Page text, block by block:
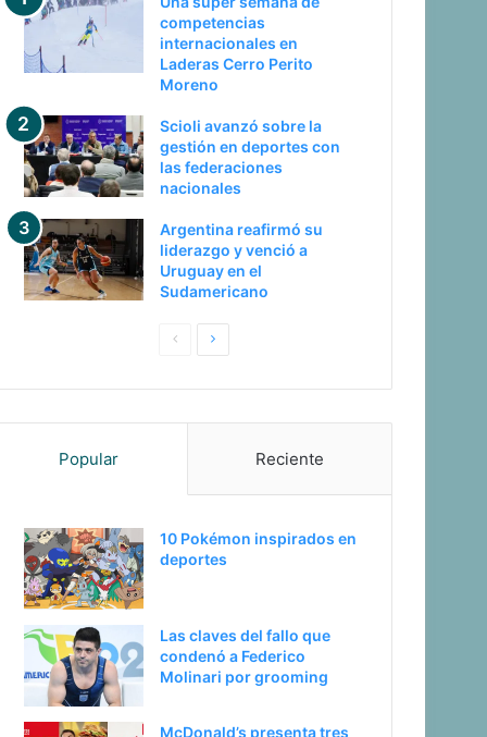
competencias
internacionales en
Laderas Cerro Perito
Moreno
Scioli avanzó sobre la
gestión en deportes con
las federaciones
nacionales
Argentina reafirmó su
liderazgo y venció a
Uruguay en el
Sudamericano
n
r
i
e
t
á
g
Popular Reciente
10 Pokémon inspirados en
deportes
Las claves del fallo que
condenó a Federico
Molinari por grooming
McDonald’s presenta tres